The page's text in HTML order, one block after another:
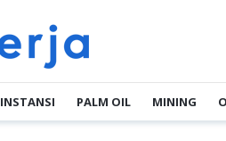
INSTANSI PALM OIL MINING